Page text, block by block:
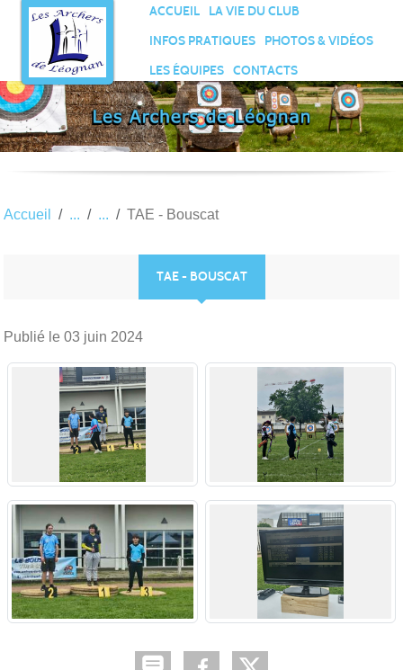
ACCUEIL
LA VIE DU CLUB
INFOS PRATIQUES
PHOTOS & VIDÉOS
LES ÉQUIPES
CONTACTS
Accueil TAE - Bouscat
TAE - BOUSCAT
Publié le 03 juin 2024
Panneau de gestion des cookies